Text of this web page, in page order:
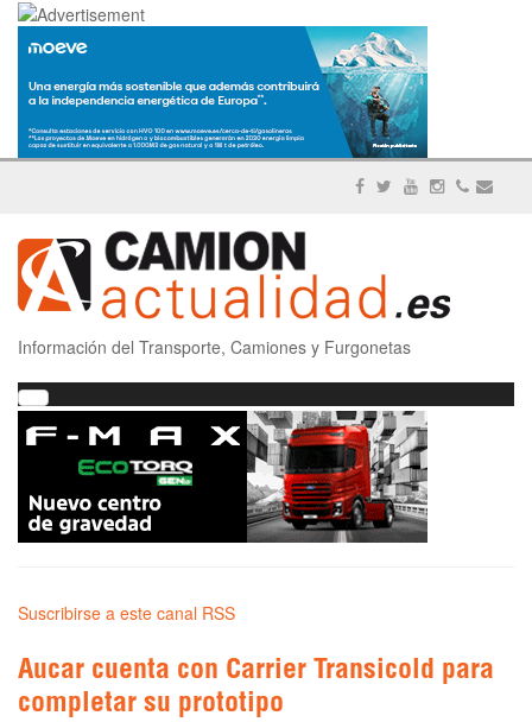
Información del Transporte, Camiones y Furgonetas
Suscribirse a este canal RSS
Aucar cuenta con Carrier Transicold para
completar su prototipo